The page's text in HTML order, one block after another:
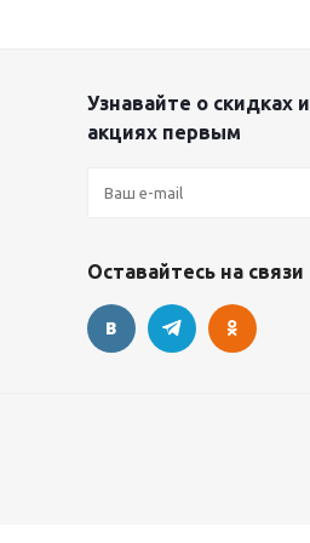
Узнавайте о скидках и
акциях первым
Оставайтесь на связи